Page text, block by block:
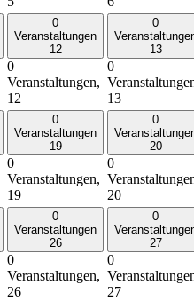
0
Veranstaltungen
12
0
Veranstaltungen,
12
0
13
0
13
0
Veranstaltungen
19
0
Veranstaltungen,
19
0
20
0
20
0
Veranstaltungen
26
0
Veranstaltungen,
26
0
27
0
27